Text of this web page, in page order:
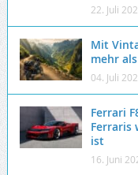
22. Juli
Mit
mehr
04. Juli
Ferrari
Ferraris
ist
16. Juni